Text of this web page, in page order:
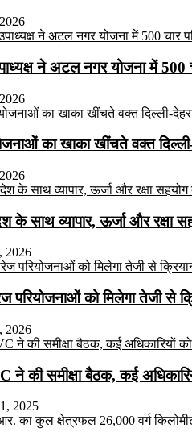
ने अटल नगर योजना में 500
का खाका खींचते वक्त
के साथ व्यापार, ऊर्जा और रक्षा
2026
परियोजनाओं को मिलेगा तेजी से
2026
ने की समीक्षा बैठक, कई
2025